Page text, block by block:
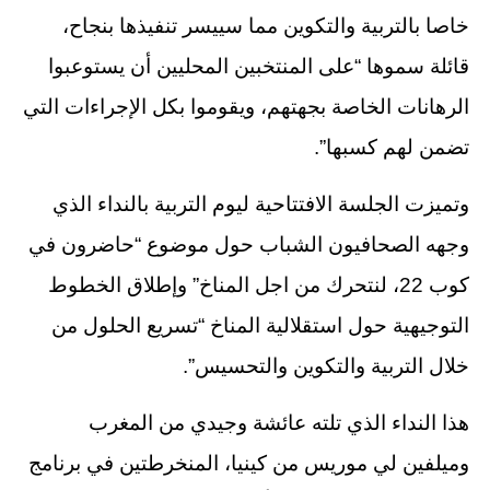
خاصا بالتربية والتكوين مما سييسر تنفيذها بنجاح،
قائلة سموها “على المنتخبين المحليين أن يستوعبوا
الرهانات الخاصة بجهتهم، ويقوموا بكل الإجراءات التي
تضمن لهم كسبها”.
وتميزت الجلسة الافتتاحية ليوم التربية بالنداء الذي
وجهه الصحافيون الشباب حول موضوع “حاضرون في
كوب 22، لنتحرك من اجل المناخ” وإطلاق الخطوط
التوجيهية حول استقلالية المناخ “تسريع الحلول من
خلال التربية والتكوين والتحسيس”.
هذا النداء الذي تلته عائشة وجيدي من المغرب
وميلفين لي موريس من كينيا، المنخرطتين في برنامج